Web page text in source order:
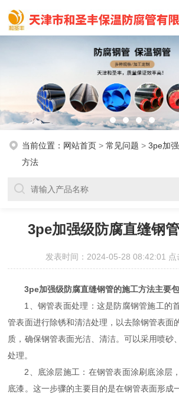
当前位置： 网站首页 > 常见问题 > 3pe加
方法
3pe加强级防腐直缝钢
发表时间：2024-05-28 08:42:01 点
3pe加强级防腐直缝钢管的施工方法主要
1、钢管表面处理：这是防腐钢管施工的
管表面进行除锈和清洁处理，以去除钢管表面
质，确保钢管表面光洁、清洁。可以采用喷砂
处理。
2、底涂层施工：在钢管表面涂刷底涂层
底漆。这一步骤的主要目的是在钢管表面形成